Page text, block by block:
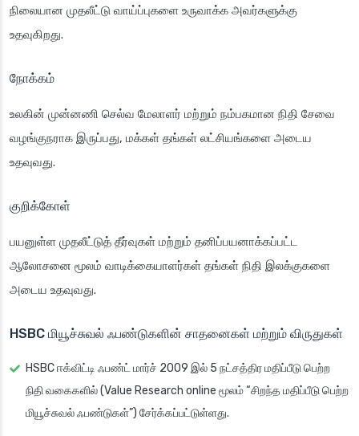
நிலையான முதலீட்டு வாய்ப்புகளை உருவாக்க அவர்களுக்கு
உதவுகிறது.
நோக்கம்
உலகின் முன்னணி செல்வ மேலாளர் மற்றும் நம்பகமான நிதி சேவை
வழங்குநராக இருப்பது, மக்கள் தங்கள் லட்சியங்களை அடைய
உதவுவது.
குறிக்கோள்
பயனுள்ள முதலீட்டுத் தீர்வுகள் மற்றும் தனிப்பயனாக்கப்பட்ட
ஆலோசனை மூலம் வாடிக்கையாளர்கள் தங்கள் நிதி இலக்குகளை
அடைய உதவுவது.
HSBC மியூச்சுவல் ஃபண்டுகளின் சாதனைகள் மற்றும் விருதுகள்
HSBC ஈக்விட்டி ஃபண்ட் மார்ச் 2009 இல் 5 நட்சத்திர மதிப்பீடு பெற்ற
நிதி வகைகளில் (Value Research online மூலம் “சிறந்த மதிப்பீடு பெற்ற
மியூச்சுவல் ஃபண்டுகள்”) சேர்க்கப்பட்டுள்ளது.